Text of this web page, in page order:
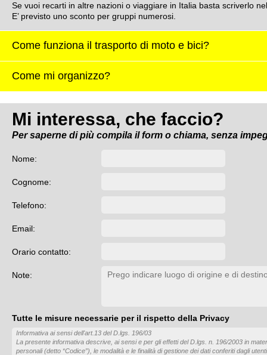
Se vuoi recarti in altre nazioni o viaggiare in Italia basta scriverlo
E’ previsto uno sconto per gruppi numerosi.
Come funziona il trasporto di moto e bici?
Come mi organizzo?
Mi interessa, che faccio?
Per saperne di più compila il form o chiama, senza
Nome:
Cognome:
Telefono:
Email:
Orario contatto:
Note:
Tutte le misure necessarie per il rispetto della Privacy
Informativa ai sensi dell'art.13 del D.lgs. 196/03
La presente informativa descrive, ai sensi e per gli effetti del D.lgs. n. 196/2003 in
personali (detto “Codice”), le modalità e le finalità di gestione dei dati conferiti dagli